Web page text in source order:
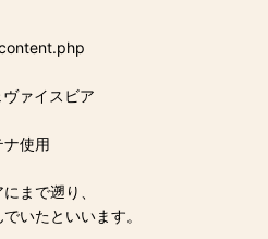
ァイスビア
使用
まで遡り、
いたといいます。